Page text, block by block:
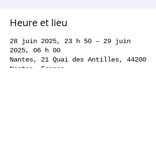
Heure et lieu
28 juin 2025, 23 h 50 – 29 juin
2025, 06 h 00
Nantes, 21 Quai des Antilles, 44200
Nantes, France